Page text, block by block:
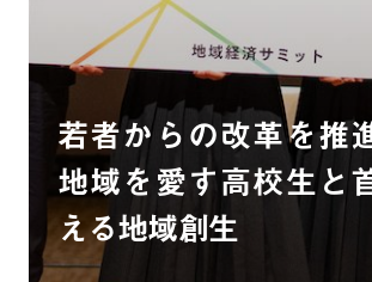
若者からの改革を推
地域を愛す高校生と
える地域創生